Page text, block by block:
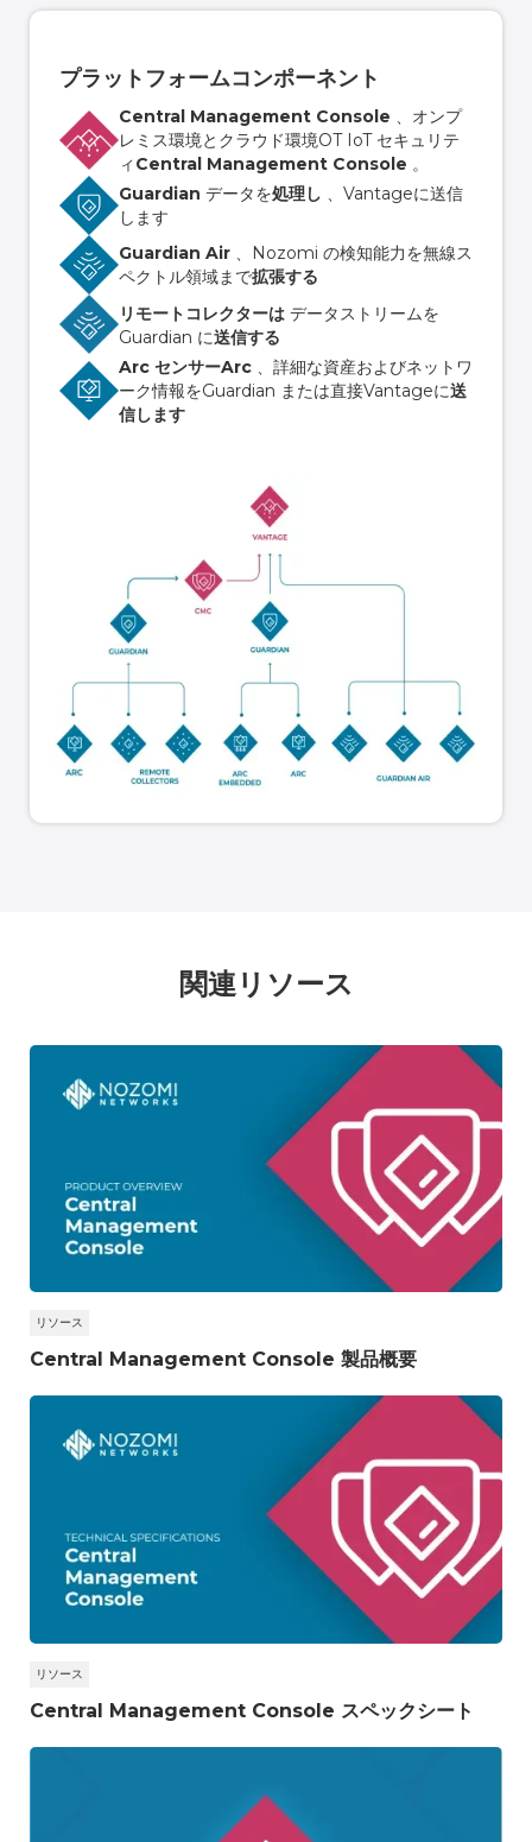
プラットフォームコンポーネント
Central Management Console 、オンプ
レミス環境とクラウド環境OT IoT セキュリテ
ィ Central Management Console 。
Guardian データを処理し 、Vantageに送信
します
Guardian Air 、Nozomi の検知能力を無線ス
ペクトル領域まで拡張する
リモートコレクターは データストリームを
Guardian に送信する
Arc センサーArc 、詳細な資産およびネットワ
ーク情報をGuardian または直接Vantageに送
信します
関連リソース
リソース
Central Management Console 製品概要
リソース
Central Management Console スペックシート